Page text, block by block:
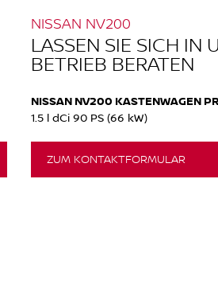
NISSAN NV200
LASSEN SIE SICH IN
BETRIEB BERATEN
NISSAN NV200 KASTENWAGEN
1.5 l dCi 90 PS (66 kW)
ZUM KONTAKTFORMULAR